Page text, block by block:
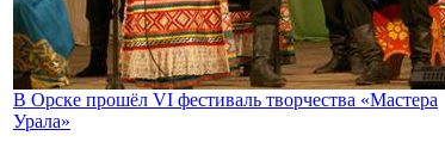
В Орске прошёл VI фестиваль творчества «Мастера
Урала»